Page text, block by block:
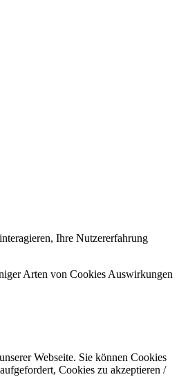
Ihre Nutzererfahrung
Arten von Cookies Auswirkungen
Webseite. Sie können Cookies
Cookies zu akzeptieren /